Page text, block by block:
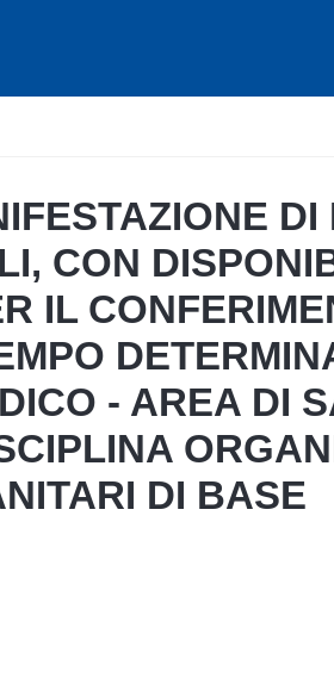
DI
CON
IL
- AREA DI
DI BASE